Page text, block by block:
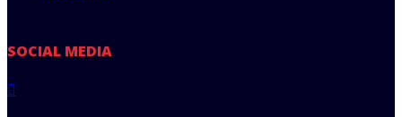
SOCIAL MEDIA